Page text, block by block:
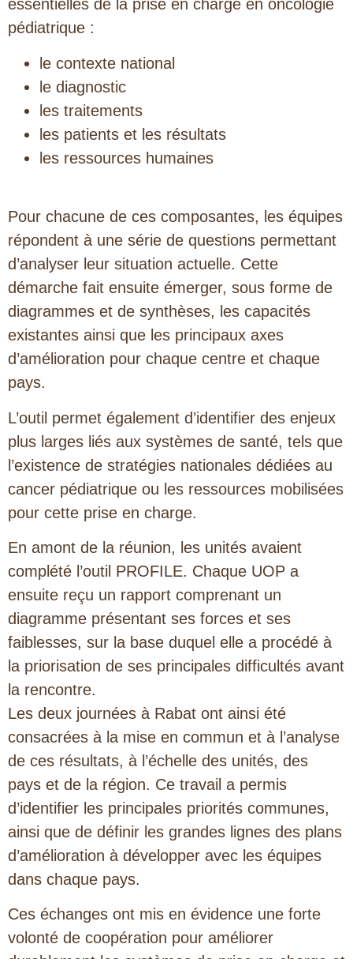
essentielles de la prise en charge en oncologie
pédiatrique :
le contexte national
le diagnostic
les traitements
les patients et les résultats
les ressources humaines
Pour chacune de ces composantes, les équipes
répondent à une série de questions permettant
d’analyser leur situation actuelle. Cette
démarche fait ensuite émerger, sous forme de
diagrammes et de synthèses, les capacités
existantes ainsi que les principaux axes
d’amélioration pour chaque centre et chaque
pays.
L’outil permet également d’identifier des enjeux
plus larges liés aux systèmes de santé, tels que
l’existence de stratégies nationales dédiées au
cancer pédiatrique ou les ressources mobilisées
pour cette prise en charge.
En amont de la réunion, les unités avaient
complété l’outil PROFILE. Chaque UOP a
ensuite reçu un rapport comprenant un
diagramme présentant ses forces et ses
faiblesses, sur la base duquel elle a procédé à
la priorisation de ses principales difficultés avant
la rencontre.
Les deux journées à Rabat ont ainsi été
consacrées à la mise en commun et à l’analyse
de ces résultats, à l’échelle des unités, des
pays et de la région. Ce travail a permis
d’identifier les principales priorités communes,
ainsi que de définir les grandes lignes des plans
d’amélioration à développer avec les équipes
dans chaque pays.
Ces échanges ont mis en évidence une forte
volonté de coopération pour améliorer